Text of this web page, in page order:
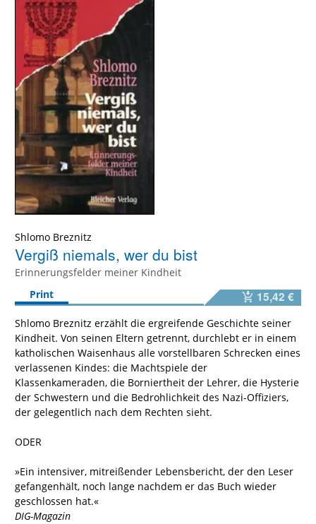
Shlomo Breznitz
Vergiß niemals, wer du bist
Erinnerungsfelder meiner Kindheit
Print
15,42 €
Shlomo Breznitz erzählt die ergreifende Geschichte seiner
Kindheit. Von seinen Eltern getrennt, durchlebt er in einem
katholischen Waisenhaus alle vorstellbaren Schrecken eines
verlassenen Kindes: die Machtspiele der
Klassenkameraden, die Borniertheit der Lehrer, die Hysterie
der Schwestern und die Bedrohlichkeit des Nazi-Offiziers,
der gelegentlich nach dem Rechten sieht.
ODER
»Ein intensiver, mitreißender Lebensbericht, der den Leser
gefangenhält, noch lange nachdem er das Buch wieder
geschlossen hat.«
DIG-Magazin